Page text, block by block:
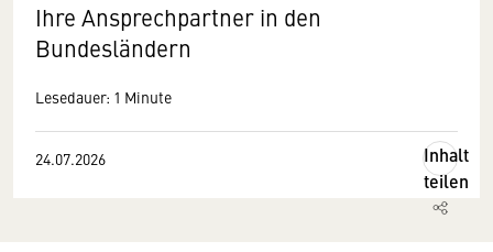
Ihre Ansprechpartner in den
Bundesländern
Lesedauer: 1 Minute
24.07.2026
Inhalt
teilen